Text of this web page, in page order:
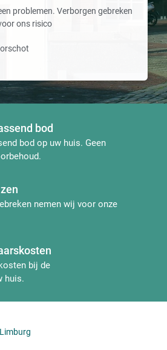
problemen. Verborgen gebreken
ons risico
bod
bod op uw huis. Geen
nemen wij voor onze
bij de
huis.
Limburg